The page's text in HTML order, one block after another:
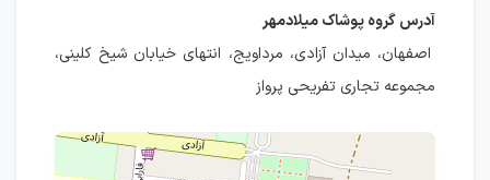
آدرس گروه پوشاک میلادمهر
اصفهان، میدان آزادی، مرداویج، انتهای خیابان شیخ کلینی،
مجموعه تجاری تفریحی پرواز